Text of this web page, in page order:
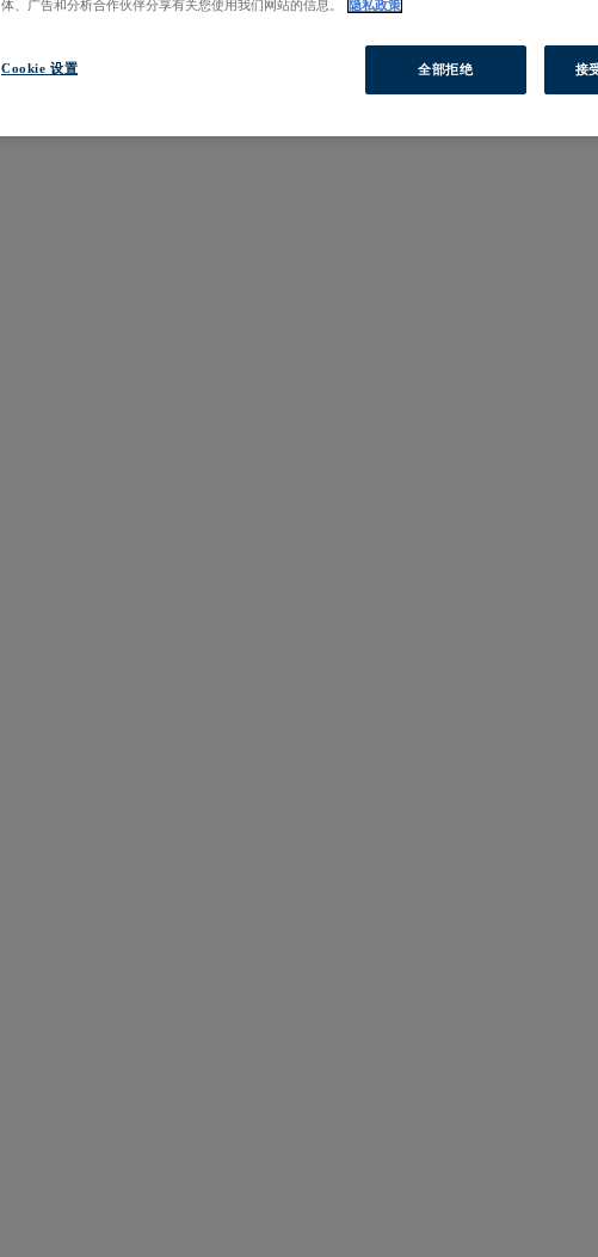
体、广告和分析合作伙伴分享有关您使用我们网站的信息。
隐私政策
Cookie 设置 全部拒绝 接